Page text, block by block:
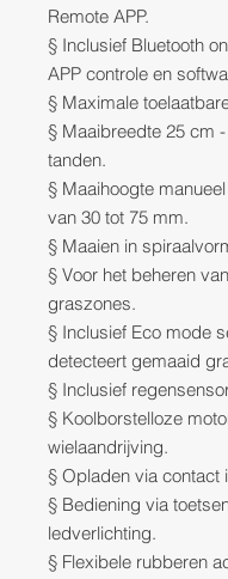
Remote APP.
§ Inclusief Bluetooth
APP controle en
§ Maximale
§ Maaibreedte 25 cm
tanden.
§ Maaihoogte
van 30 tot 75 mm.
§ Maaien in
§ Voor het beheren
graszones.
§ Inclusief Eco mode
detecteert gemaaid
§ Inclusief
§ Koolborstelloze
wielaandrijving.
§ Opladen via contact
§ Bediening via
ledverlichting.
§ Flexibele rubberen